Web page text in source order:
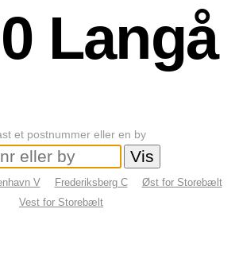
Langå
et postnummer eller en by
V Frederiksberg C
Øst for Storebælt
Vest for Storebælt